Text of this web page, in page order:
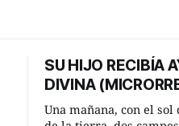
SU HIJO RECIBÍA
DIVINA
Una mañana, con el sol